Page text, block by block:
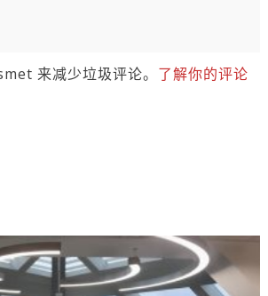
来减少垃圾评论。 了解你的评论